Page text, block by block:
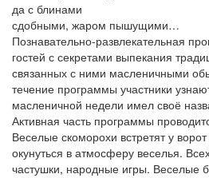
да с блинами
сдобными, жаром пышущими…
Познавательно-развлекательная
гостей с секретами выпекания
связанных с ними масленичными
течение программы участники
масленичной недели имел своё
Активная часть программы
Веселые скоморохи встретят у
окунуться в атмосферу веселья.
частушки, народные игры. Веселые